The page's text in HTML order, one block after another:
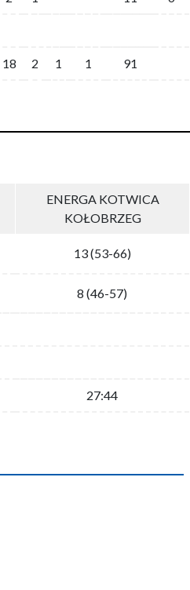
18 2 1 1 91
ENERGA KOTWICA
KOŁOBRZEG
13 (53-66)
8 (46-57)
27:44